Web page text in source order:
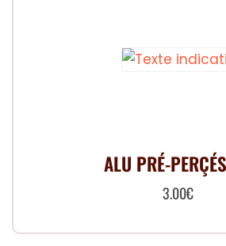
ALU PRÉ-
3.00€